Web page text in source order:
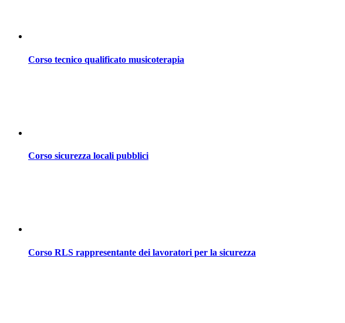
Corso tecnico qualificato musicoterapia
Corso sicurezza locali pubblici
Corso RLS rappresentante dei lavoratori per la sicurezza